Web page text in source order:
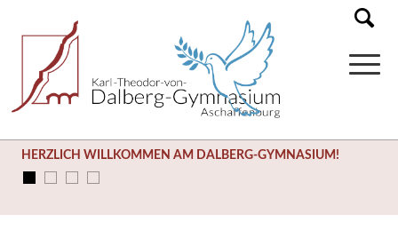
HERZLICH WILLKOMMEN AM DALBERG-GYMNASIUM!